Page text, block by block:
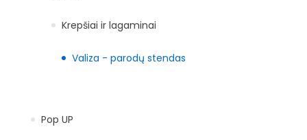
Krepšiai ir lagaminai
Valiza - parodų stendas
Pop UP